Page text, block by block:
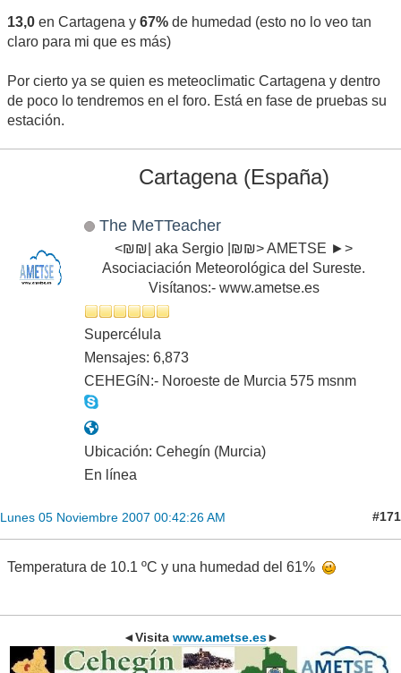
13,0 en Cartagena y 67% de humedad (esto no lo veo tan
claro para mi que es más)
Por cierto ya se quien es meteoclimatic Cartagena y dentro
de poco lo tendremos en el foro. Está en fase de pruebas su
estación.
Cartagena (España)
The MeTTeacher
<₪₪| aka Sergio |₪₪> AMETSE ►>
Asociaciación Meteorológica del Sureste.
Visítanos:- www.ametse.es
Supercélula
Mensajes: 6,873
CEHEGíN:- Noroeste de Murcia 575 msnm
Ubicación: Cehegín (Murcia)
En línea
Lunes 05 Noviembre 2007 00:42:26 AM #171
Temperatura de 10.1 ºC y una humedad del 61%
◄Visita www.ametse.es►